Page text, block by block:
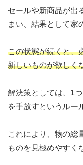
セールや新商品が出
まい、結果として家
この状態が続くと、
新しいものが欲しく
解決策としては、1
を手放すというルー
これにより、物の総
ものを見極めやすく